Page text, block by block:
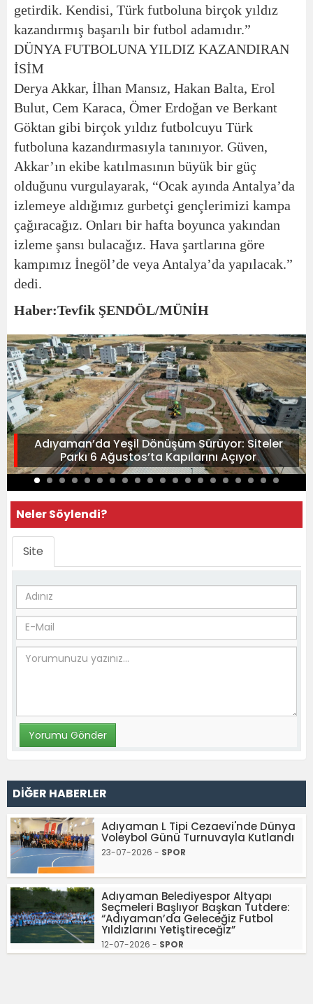
getirdik. Kendisi, Türk futboluna birçok yıldız
kazandırmış başarılı bir futbol adamıdır.”
DÜNYA FUTBOLUNA YILDIZ KAZANDIRAN
İSİM
Derya Akkar, İlhan Mansız, Hakan Balta, Erol
Bulut, Cem Karaca, Ömer Erdoğan ve Berkant
Göktan gibi birçok yıldız futbolcuyu Türk
futboluna kazandırmasıyla tanınıyor. Güven,
Akkar’ın ekibe katılmasının büyük bir güç
olduğunu vurgulayarak, “Ocak ayında Antalya’da
izlemeye aldığımız gurbetçi gençlerimizi kampa
çağıracağız. Onları bir hafta boyunca yakından
izleme şansı bulacağız. Hava şartlarına göre
kampımız İnegöl’de veya Antalya’da yapılacak.”
dedi.
Haber:Tevfik ŞENDÖL/MÜNİH
Adıyaman’da Yeşil Dönüşüm Sürüyor: Siteler
Parkı 6 Ağustos’ta Kapılarını Açıyor
Neler Söylendi?
Site
DİĞER HABERLER
Adıyaman L Tipi Cezaevi'nde Dünya
Voleybol Günü Turnuvayla Kutlandı
23-07-2026 - SPOR
Adıyaman Belediyespor Altyapı
Seçmeleri Başlıyor Başkan Tutdere:
“Adıyaman’da Geleceğiz Futbol
Yıldızlarını Yetiştireceğiz”
12-07-2026 - SPOR